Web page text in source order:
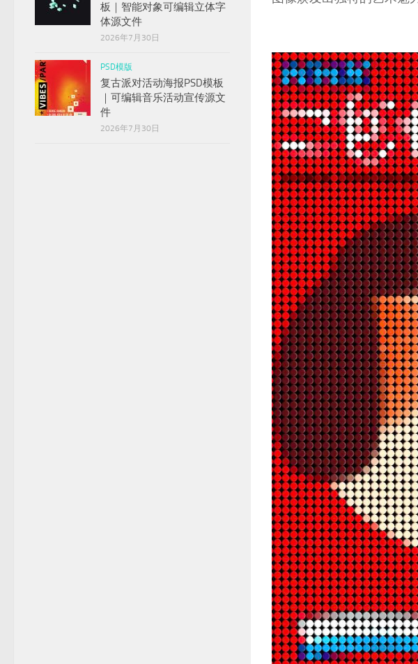
板｜智能对象可编辑立体字
体源文件
2026年7月30日
PSD模版
复古派对活动海报PSD模板
｜可编辑音乐活动宣传源文
件
2026年7月30日